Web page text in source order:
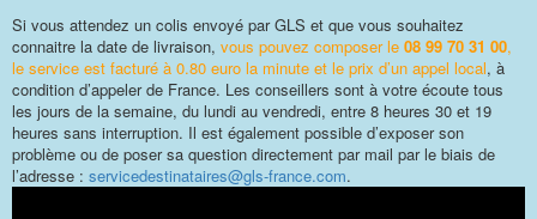
Si vous attendez un colis envoyé par GLS et que vous souhaitez
connaitre la date de livraison, vous pouvez composer le 08 99 70 31 00,
le service est facturé à 0.80 euro la minute et le prix d’un appel local, à
condition d’appeler de France. Les conseillers sont à votre écoute tous
les jours de la semaine, du lundi au vendredi, entre 8 heures 30 et 19
heures sans interruption. Il est également possible d’exposer son
problème ou de poser sa question directement par mail par le biais de
l’adresse : servicedestinataires@gls-france.com.